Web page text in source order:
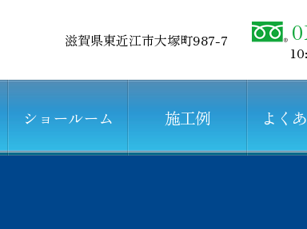
滋賀県東近江市大塚町987-7
ショールーム 施工例 よく